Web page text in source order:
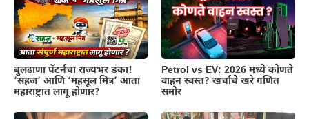
बुलढाणा पॅटर्नचा राज्यभर डंका!
‘सहज’ आणि ‘महसूल मित्र’ आता
महाराष्ट्रात लागू होणार?
Petrol vs EV: 2026 मध्ये कोणते
वाहन स्वस्त? खर्चाचे खरे गणित
समोर